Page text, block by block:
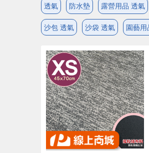
透氣
防水墊 露營用品 透氣
沙包 透氣 沙袋 透氣 園藝